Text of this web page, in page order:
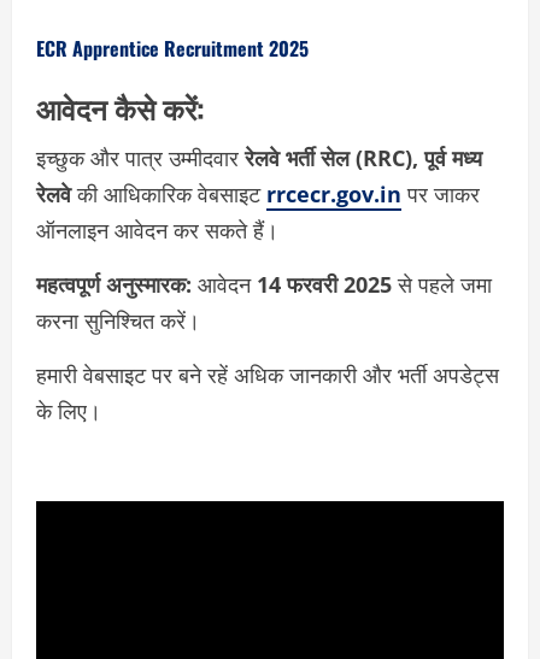
ECR Apprentice Recruitment 2025
आवेदन कैसे करें:
इच्छुक और पात्र उम्मीदवाररेलवे भर्ती सेल (RRC), पूर्व मध्य
रेलवेकी आधिकारिक वेबसाइट rrcecr.gov.in पर जाकर
ऑनलाइन आवेदन कर सकते हैं।
महत्वपूर्ण अनुस्मारक: आवेदन 14 फरवरी 2025से पहले जमा
करना सुनिश्चित करें।
हमारी वेबसाइट पर बने रहें अधिक जानकारी और भर्ती अपडेट्स
के लिए।